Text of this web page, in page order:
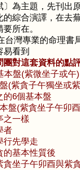
為主題，先刊出
的綜合演譯，在去
所在。
台灣專業的命理書
易看到
團對這套資料的點
本盤(紫微坐子或午)
(紫貪子午獨坐或
的6個基本盤
盤(紫貪坐子午卯
之一樣
者
行先學走
的基本性質後
貪坐子午卯酉與紫